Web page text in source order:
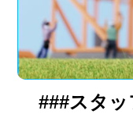
###スタ